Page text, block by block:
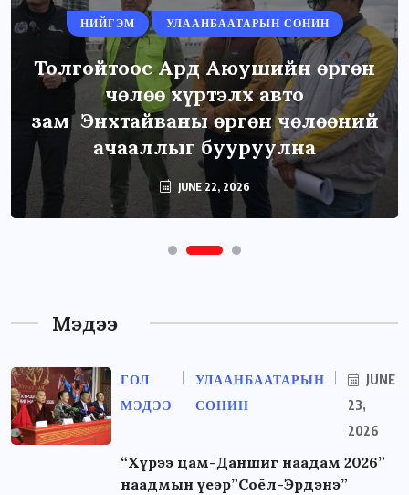
НИЙГЭМ УЛААНБААТАРЫН СОНИН
Толгойтоос Ард Аюушийн өргөн
чөлөө хүртэлх авто
зам Энхтайваны өргөн чөлөөний
ачааллыг бууруулна
JUNE 22, 2026
Мэдээ
ГОЛ
МЭДЭЭ
УЛААНБААТАРЫН
СОНИН
JUNE
23,
2026
“Хүрээ цам-Даншиг наадам 2026”
наадмын үеэр”Соёл-Эрдэнэ”